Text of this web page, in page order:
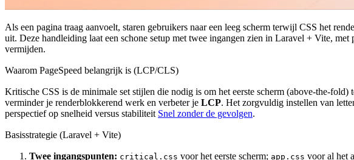
Als een pagina traag aanvoelt, staren gebruikers naar een leeg scherm terwijl CSS het
uit. Deze handleiding laat een schone setup met twee ingangen zien in Laravel + Vite,
vermijden.
Waarom PageSpeed belangrijk is (LCP/CLS)
Kritische CSS is de minimale set stijlen die nodig is om het eerste scherm (above-the-
verminder je renderblokkerend werk en verbeter je LCP. Het zorgvuldig instellen van
perspectief op snelheid versus stabiliteit Snel zonder de gevolgen.
Basisstrategie (Laravel + Vite)
Twee ingangspunten: critical.css voor het eerste scherm; app.css voor al het